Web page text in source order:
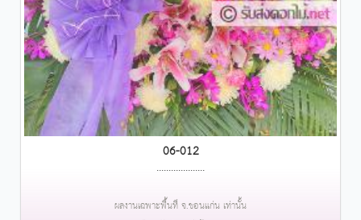
06-012
....................
ผลงานเฉพาะพื้นที่ จ.ขอนแก่น เท่านั้น